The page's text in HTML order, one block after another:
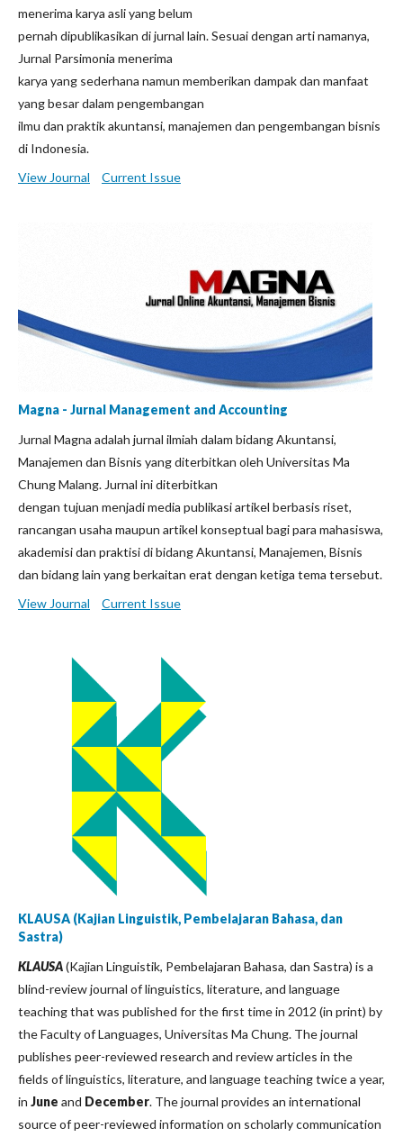
menerima karya asli yang belum
pernah dipublikasikan di jurnal lain. Sesuai dengan arti namanya,
Jurnal Parsimonia menerima
karya yang sederhana namun memberikan dampak dan manfaat
yang besar dalam pengembangan
ilmu dan praktik akuntansi, manajemen dan pengembangan bisnis
di Indonesia.
View Journal
Current Issue
Magna - Jurnal Management and Accounting
Jurnal Magna adalah jurnal ilmiah dalam bidang Akuntansi,
Manajemen dan Bisnis yang diterbitkan oleh Universitas Ma
Chung Malang. Jurnal ini diterbitkan
dengan tujuan menjadi media publikasi artikel berbasis riset,
rancangan usaha maupun artikel konseptual bagi para mahasiswa,
akademisi dan praktisi di bidang Akuntansi, Manajemen, Bisnis
dan bidang lain yang berkaitan erat dengan ketiga tema tersebut.
View Journal
Current Issue
KLAUSA (Kajian Linguistik, Pembelajaran Bahasa, dan
Sastra)
KLAUSA(Kajian Linguistik, Pembelajaran Bahasa, dan Sastra) is a
blind-review journal of linguistics, literature, and language
teaching that was published for the first time in 2012 (in print) by
the Faculty of Languages, Universitas Ma Chung. The journal
publishes peer-reviewed research and review articles in the
fields of linguistics, literature, and language teaching twice a year,
in June and December. The journal provides an international
source of peer-reviewed information on scholarly communication